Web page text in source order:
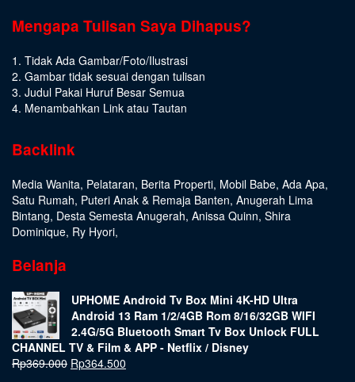
Mengapa Tulisan Saya Dihapus?
1. Tidak Ada Gambar/Foto/Ilustrasi
2. Gambar tidak sesuai dengan tulisan
3. Judul Pakai Huruf Besar Semua
4. Menambahkan Link atau Tautan
Backlink
Media Wanita, Pelataran, Berita Properti, Mobil Babe, Ada Apa,
Satu Rumah, Puteri Anak & Remaja Banten, Anugerah Lima
Bintang, Desta Semesta Anugerah, Anissa Quinn, Shira
Dominique, Ry Hyori,
Belanja
UPHOME Android Tv Box Mini 4K-HD Ultra
Android 13 Ram 1/2/4GB Rom 8/16/32GB WIFI
2.4G/5G Bluetooth Smart Tv Box Unlock FULL
CHANNEL TV & Film & APP - Netflix / Disney
Rp369.000 Rp364.500